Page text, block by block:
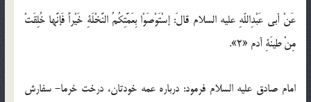
عَنْ أبي عَبْدِاللّهِ عليه السلام قالَ: إسْتَوْصَوْا بِعَمَّتِكُمُ النَّخْلَةِ خَيْراً فَإنَّها خُلِقَتْ
مِنْ‏ طينَةِ آدم‏ «2».
امام صادق عليه السلام فرمود: درباره عمه خودتان، درخت خرما- سفارش